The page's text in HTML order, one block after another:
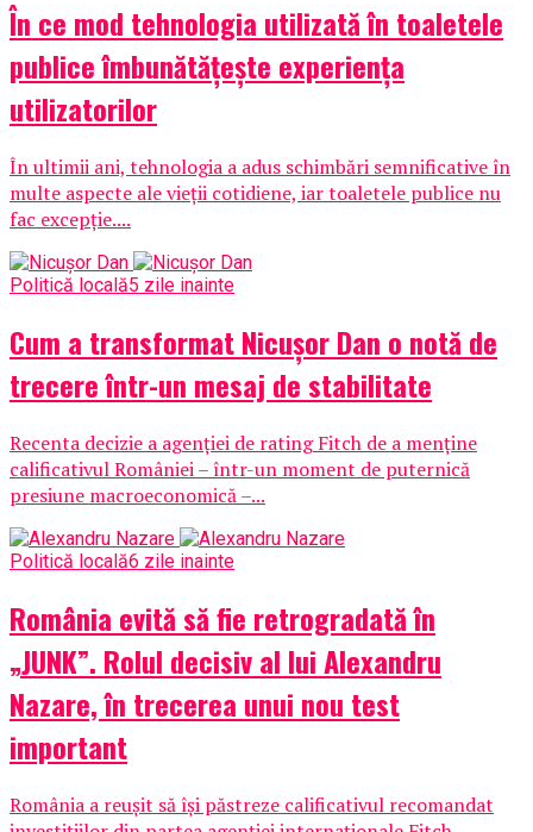
În ce mod tehnologia utilizată în toaletele
publice îmbunătățește experiența
utilizatorilor
În ultimii ani, tehnologia a adus schimbări semnificative în
multe aspecte ale vieții cotidiene, iar toaletele publice nu
fac excepție....
Politică locală5 zile inainte
Cum a transformat Nicușor Dan o notă de
trecere într-un mesaj de stabilitate
Recenta decizie a agenției de rating Fitch de a menține
calificativul României – într-un moment de puternică
presiune macroeconomică –...
Politică locală6 zile inainte
România evită să fie retrogradată în
„JUNK”. Rolul decisiv al lui Alexandru
Nazare, în trecerea unui nou test
important
România a reușit să își păstreze calificativul recomandat